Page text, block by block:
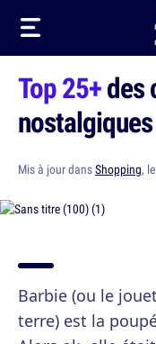
Top 25+des
Mis à jour dansShopping,
Barbie (ou le
terre) est la